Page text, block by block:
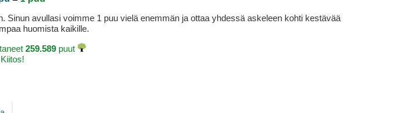
avullasi voimme 1 puu vielä enemmän ja ottaa yhdessä askeleen kohti kestävää
huomista kaikille.
259.589 puut
Kiitos!